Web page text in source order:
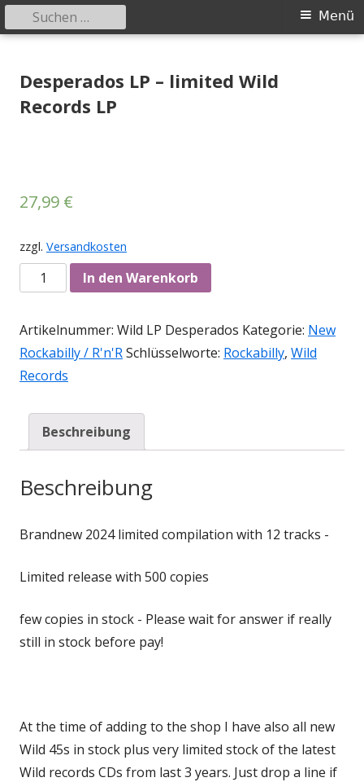
zum
Primäres
Menü
Suchen
nach:
Desperados LP – limited Wild
Records LP
27,99 €
zzgl. Versandkosten
Anzahl In den Warenkorb
Artikelnummer: Wild LP Desperados Kategorie: New
Rockabilly / R'n'RSchlüsselworte: Rockabilly, Wild
Records
Beschreibung
Beschreibung
Brandnew 2024 limited compilation with 12 tracks -
Limited release with 500 copies
few copies in stock - Please wait for answer if really
still in stock before pay!
At the time of adding to the shop I have also all new
Wild 45s in stock plus very limited stock of the latest
Wild records CDs from last 3 years. Just drop a line if